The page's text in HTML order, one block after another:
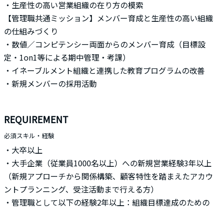
・生産性の高い営業組織の在り方の模索
【管理職共通ミッション】メンバー育成と生産性の高い組織
の仕組みづくり
・数値／コンピテンシー両面からのメンバー育成（目標設
定・1on1等による期中管理・考課）
・イネーブルメント組織と連携した教育プログラムの改善
・新規メンバーの採用活動
REQUIREMENT
必須スキル・経験
・大卒以上
・大手企業（従業員1000名以上）への新規営業経験3年以上
（新規アプローチから関係構築、顧客特性を踏まえたアカウ
ントプランニング、受注活動まで行える方）
・管理職として以下の経験2年以上：組織目標達成のための